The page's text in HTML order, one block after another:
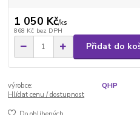
1 050 Kč/ks
868 Kč bez DPH
Přidat do
výrobce:
QHP
Hlídat cenu / dostupnost